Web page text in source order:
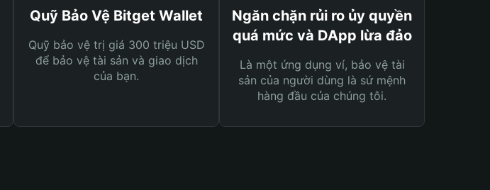
Quỹ Bảo Vệ Bitget Wallet
Quỹ bảo vệ trị giá 300 triệu USD
để bảo vệ tài sản và giao dịch
của bạn.
Ngăn chặn rủi ro ủy quyền
quá mức và DApp lừa đảo
Là một ứng dụng ví, bảo vệ tài
sản của người dùng là sứ mệnh
hàng đầu của chúng tôi.